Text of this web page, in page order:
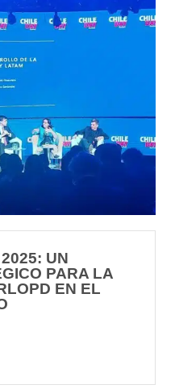
UN
PARA LA
EN EL